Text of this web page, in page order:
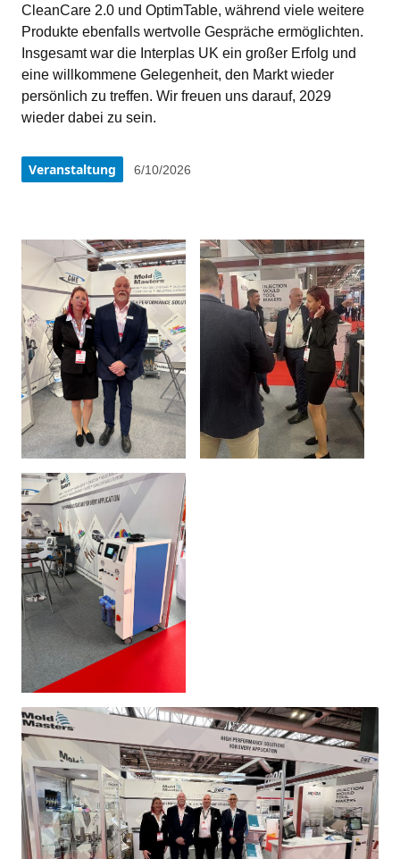
CleanCare 2.0 und OptimTable, während viele weitere
Produkte ebenfalls wertvolle Gespräche ermöglichten.
Insgesamt war die Interplas UK ein großer Erfolg und
eine willkommene Gelegenheit, den Markt wieder
persönlich zu treffen. Wir freuen uns darauf, 2029
wieder dabei zu sein.
Veranstaltung 6/10/2026